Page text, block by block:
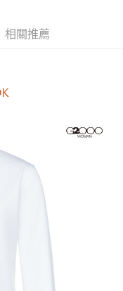
轉至「AFTEE先享後付」
結帳。
連結，可透過四大超商／
交易完成。
您需要取消訂單，請聯絡
有效，需透過AFTEE先享
頁面顯示為準，若有關於
請聯繫「AFTEE先享後付
相關推薦